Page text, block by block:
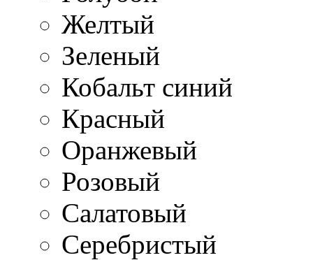
Желтый
Зеленый
Кобальт синий
Красный
Оранжевый
Розовый
Салатовый
Серебристый